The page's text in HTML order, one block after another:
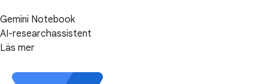
Gemini Notebook
AI-researchassistent
Läs mer